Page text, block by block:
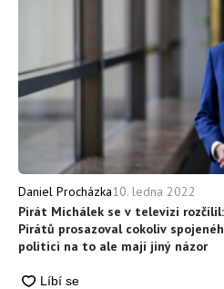
Daniel Procházka10. ledna 2022
Pirát Michálek se v televizi
Pirátů prosazoval cokoliv
politici na to ale mají jiný názor